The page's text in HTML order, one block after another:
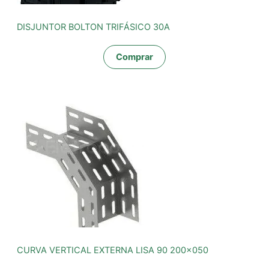
DISJUNTOR BOLTON TRIFÁSICO 30A
Comprar
CURVA VERTICAL EXTERNA LISA 90 200x050